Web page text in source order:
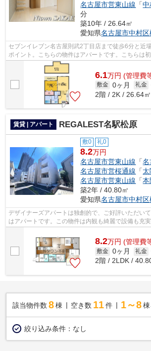
名古屋市営東山線 「中
分
築10年 / 26.64㎡
愛知県名古屋市中村区
セブンイレブン名古屋則武2丁目店まで徒歩6分と近
ポイント。こちらの物件はアパートです。こちらは
払いいただける物件です。当社イチオ...
6.1万円 (管理費
敷金 0ヶ月 礼金
2階 / 2K / 26.64㎡
賃貸 | アパート REGALEST名駅松原
敷0 礼0
8.2万円
名古屋市営東山線 「名
名古屋市営桜通線 「太
名古屋市営東山線 「本
築2年 / 40.80㎡
愛知県名古屋市中村区
デザイナーズアパートは独創的で、ご好評いただい
はアパートです。この物件は内観も綺麗で設備も充
っています。気になるイチオシ物件情報...
8.2万円 (管理費
敷金 0ヶ月 礼金
2階 / 2LDK /
該当物件数 8棟 空き数 11 件 1～8
絞り込み条件： なし